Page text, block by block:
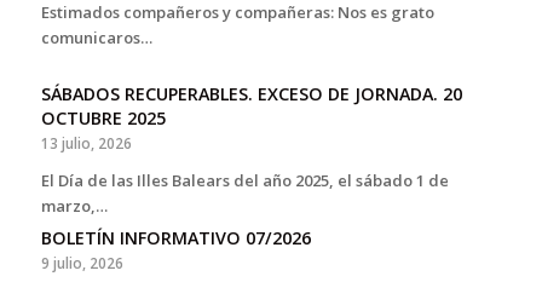
Estimados compañeros y compañeras: Nos es grato
comunicaros…
SÁBADOS RECUPERABLES. EXCESO DE JORNADA. 20
OCTUBRE 2025
13 julio, 2026
El Día de las Illes Balears del año 2025, el sábado 1 de
marzo,…
BOLETÍN INFORMATIVO 07/2026
9 julio, 2026